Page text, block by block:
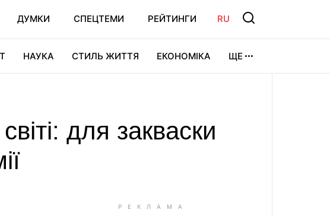
ДУМКИ СПЕЦТЕМИ РЕЙТИНГИ RU
НАУКА СТИЛЬ ЖИТТЯ ЕКОНОМІКА ЩЕ
для закваски